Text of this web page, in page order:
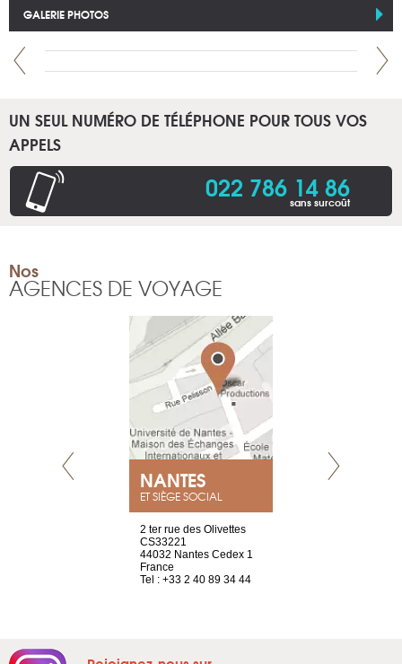
GALERIE PHOTOS
UN SEUL NUMÉRO DE TÉLÉPHONE POUR TOUS VOS
APPELS
022 786 14 86
sans surcoût
Nos
AGENCES DE VOYAGE
NANTES
ET SIÈGE SOCIAL
2 ter rue des Olivettes
CS33221
44032 Nantes Cedex 1
France
Tel : +33 2 40 89 34 44